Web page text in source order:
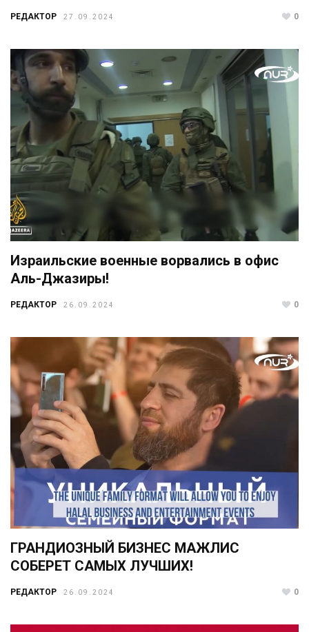
РЕДАКТОР 27.09.2024 0
Израильские военные ворвались в офис
Аль-Джазиры!
РЕДАКТОР 26.09.2024 0
ГРАНДИОЗНЫЙ БИЗНЕС МАЖЛИС
СОБЕРЕТ САМЫХ ЛУЧШИХ!
РЕДАКТОР 26.09.2024 0